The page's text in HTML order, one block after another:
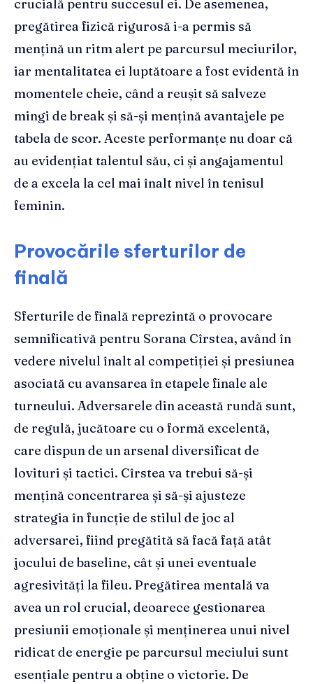
crucială pentru succesul ei. De asemenea,
pregătirea fizică rigurosă i-a permis să
mențină un ritm alert pe parcursul meciurilor,
iar mentalitatea ei luptătoare a fost evidentă în
momentele cheie, când a reușit să salveze
mingi de break și să-și mențină avantajele pe
tabela de scor. Aceste performanțe nu doar că
au evidențiat talentul său, ci și angajamentul
de a excela la cel mai înalt nivel în tenisul
feminin.
Provocările sferturilor de
finală
Sferturile de finală reprezintă o provocare
semnificativă pentru Sorana Cîrstea, având în
vedere nivelul înalt al competiției și presiunea
asociată cu avansarea în etapele finale ale
turneului. Adversarele din această rundă sunt,
de regulă, jucătoare cu o formă excelentă,
care dispun de un arsenal diversificat de
lovituri și tactici. Cîrstea va trebui să-și
mențină concentrarea și să-și ajusteze
strategia în funcție de stilul de joc al
adversarei, fiind pregătită să facă față atât
jocului de baseline, cât și unei eventuale
agresivități la fileu. Pregătirea mentală va
avea un rol crucial, deoarece gestionarea
presiunii emoționale și menținerea unui nivel
ridicat de energie pe parcursul meciului sunt
esențiale pentru a obține o victorie. De